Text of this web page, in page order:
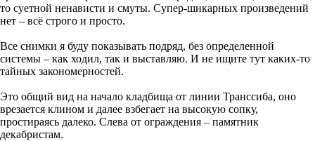
то суетной ненависти и смуты. Супер-шикарных произведений
нет – всё строго и просто.
Все снимки я буду показывать подряд, без определенной
системы – как ходил, так и выставляю. И не ищите тут каких-то
тайных закономерностей.
Это общий вид на начало кладбища от линии Транссиба, оно
врезается клином и далее взбегает на высокую сопку,
простираясь далеко. Слева от ограждения – памятник
декабристам.